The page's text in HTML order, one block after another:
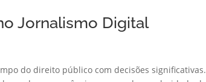
Jornalismo Digital
do direito público com decisões significativas.